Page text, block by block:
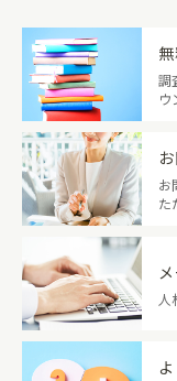
調
ウ
お
た